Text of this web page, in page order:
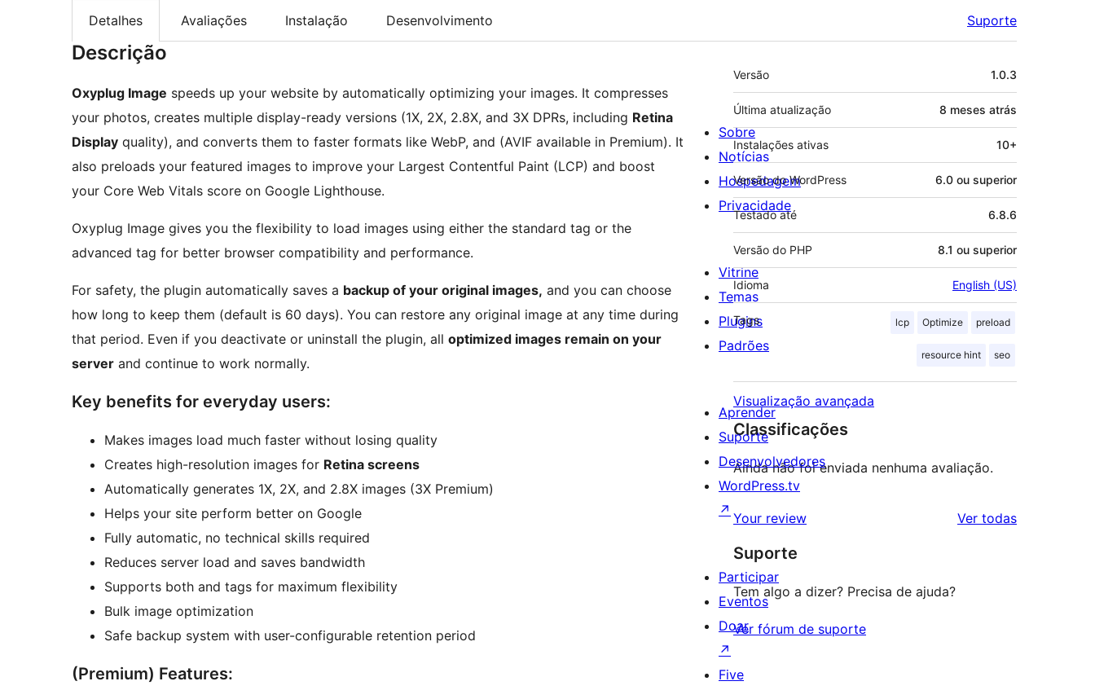
Detalhes Avaliações Instalação Desenvolvimento Suporte
Descrição
Oxyplug Image speeds up your website by automatically optimizing your images. It compresses
your photos, creates multiple display-ready versions (1X, 2X, 2.8X, and 3X DPRs, including Retina
Display quality), and converts them to faster formats like WebP, and (AVIF available in Premium). It
also preloads your featured images to improve your Largest Contentful Paint (LCP) and boost
your Core Web Vitals score on Google Lighthouse.
Oxyplug Image gives you the flexibility to load images using either the standard tag or the
advanced tag for better browser compatibility and performance.
For safety, the plugin automatically saves a backup of your original images, and you can choose
how long to keep them (default is 60 days). You can restore any original image at any time during
that period. Even if you deactivate or uninstall the plugin, all optimized images remain on your
server and continue to work normally.
Key benefits for everyday users:
Makes images load much faster without losing quality
Creates high-resolution images for Retina screens
Automatically generates 1X, 2X, and 2.8X images (3X Premium)
Helps your site perform better on Google
Fully automatic, no technical skills required
Reduces server load and saves bandwidth
Supports both and tags for maximum flexibility
Bulk image optimization
Safe backup system with user-configurable retention period
(Premium) Features:
Meta
Versão 1.0.3
Última atualização 8 meses atrás
Instalações ativas 10+
Versão do WordPress 6.0 ou superior
Testado até 6.8.6
Versão do PHP 8.1 ou superior
Idioma English (US)
Tags lcp Optimize preload
resource hint seo
Visualização avançada
Classificações
Ainda não foi enviada nenhuma avaliação.
Your review Ver todasavaliações
Suporte
Tem algo a dizer? Precisa de ajuda?
Ver fórum de suporte
Sobre
Notícias
Hospedagem
Privacidade
Vitrine
Temas
Plugins
Padrões
Aprender
Suporte
Desenvolvedores
WordPress.tv
↗
Participar
Eventos
Doar
↗
Five